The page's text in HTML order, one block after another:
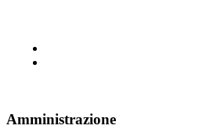
Amministrazione